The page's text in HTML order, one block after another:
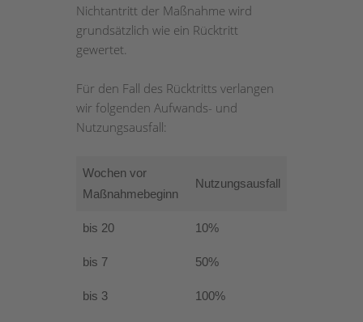
Nichtantritt der Maßnahme wird
grundsätzlich wie ein Rücktritt
gewertet.
Für den Fall des Rücktritts verlangen
wir folgenden Aufwands- und
Nutzungsausfall:
Wochen vor
Maßnahmebeginn
Nutzungsausfall
bis 20 10%
bis 7 50%
bis 3 100%